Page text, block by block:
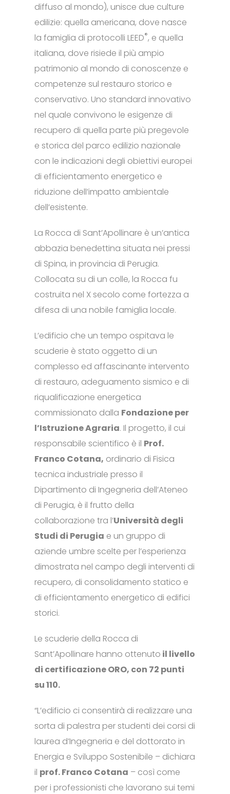
diffuso al mondo), unisce due culture
edilizie: quella americana, dove nasce
la famiglia di protocolli LEED®, e quella
italiana, dove risiede il più ampio
patrimonio al mondo di conoscenze e
competenze sul restauro storico e
conservativo. Uno standard innovativo
nel quale convivono le esigenze di
recupero di quella parte più pregevole
e storica del parco edilizio nazionale
con le indicazioni degli obiettivi europei
di efficientamento energetico e
riduzione dell’impatto ambientale
dell’esistente.
La Rocca di Sant’Apollinare è un’antica
abbazia benedettina situata nei pressi
di Spina, in provincia di Perugia.
Collocata su di un colle, la Rocca fu
costruita nel X secolo come fortezza a
difesa di una nobile famiglia locale.
L’edificio che un tempo ospitava le
scuderie è stato oggetto di un
complesso ed affascinante intervento
di restauro, adeguamento sismico e di
riqualificazione energetica
commissionato dalla Fondazione per
l’Istruzione Agraria. Il progetto, il cui
responsabile scientifico è il Prof.
Franco Cotana, ordinario di Fisica
tecnica industriale presso il
Dipartimento di Ingegneria dell’Ateneo
di Perugia, è il frutto della
collaborazione tra l’Università degli
Studi di Perugia e un gruppo di
aziende umbre scelte per l’esperienza
dimostrata nel campo degli interventi di
recupero, di consolidamento statico e
di efficientamento energetico di edifici
storici.
Le scuderie della Rocca di
Sant’Apollinare hanno ottenuto il livello
di certificazione ORO, con 72 punti
su 110.
“L’edificio ci consentirà di realizzare una
sorta di palestra per studenti dei corsi di
laurea d’Ingegneria e del dottorato in
Energia e Sviluppo Sostenibile – dichiara
il prof. Franco Cotana – così come
per i professionisti che lavorano sui temi